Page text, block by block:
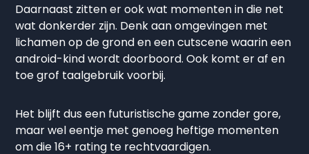
Daarnaast zitten er ook wat momenten in die net
wat donkerder zijn. Denk aan omgevingen met
lichamen op de grond en een cutscene waarin een
android-kind wordt doorboord. Ook komt er af en
toe grof taalgebruik voorbij.
Het blijft dus een futuristische game zonder gore,
maar wel eentje met genoeg heftige momenten
om die 16+ rating te rechtvaardigen.